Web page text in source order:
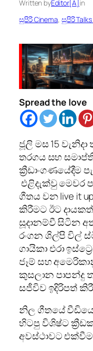
Written byEditor[A]in
සුපිරි Cinema, සුපිරි
Spread the love
ජූලි මස 15
තරගය සහ
ක්‍රීඩාංගණයේදීම
එළිදැක්වු මෙවර
ගීතය වන live it
කිරීමට ඊට
සූදානම්වී සිටින
රංගන ශිල්පි විල්
ගායිකා එරා
ජෑම් සහ
කුසලාන පාපන්දු
සජීවිව ඉදිරිපත්
නිල ගීතයේ
හිටපු විශිෂ්ට
අවස්ථාවට